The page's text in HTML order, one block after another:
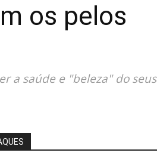
os pelos
a saúde e "beleza" do seus